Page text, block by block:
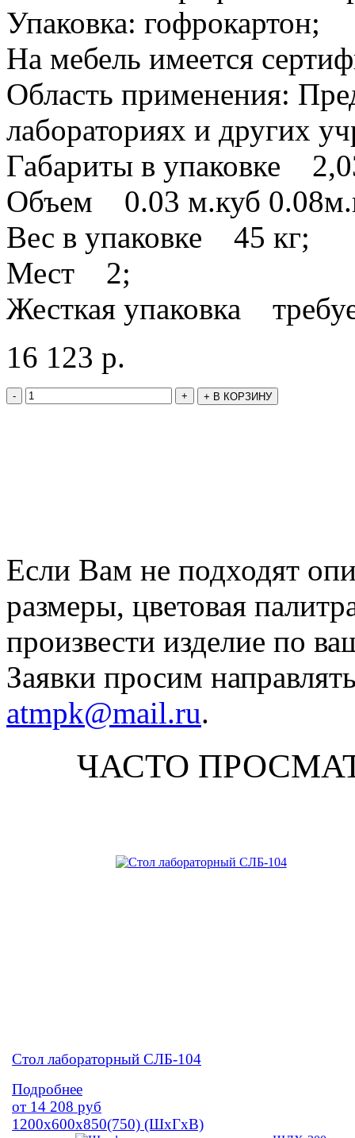
Упаковка: гофрокартон;
На мебель имеется
Область применения:
лабораториях и других
Габариты в упаковке
Объем 0.03 м.куб
Вес в упаковке 45 кг;
Мест 2;
Жесткая упаковка
16 123 р.
- + + В КОРЗИНУ
Если Вам не подходят
размеры, цветовая
произвести изделие по
Заявки просим
atmpk@mail.ru.
ЧАСТО
Стол лабораторный СЛБ-104
Подробнее
от 14 208 руб
1200х600х850(750) (ШхГхВ)